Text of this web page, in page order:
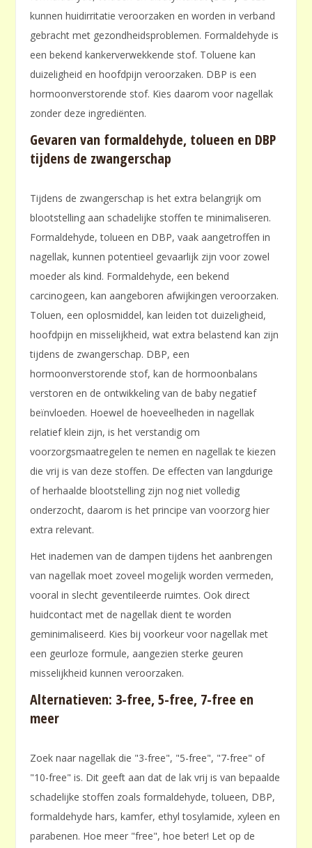
kunnen huidirritatie veroorzaken en worden in verband
gebracht met gezondheidsproblemen. Formaldehyde is
een bekend kankerverwekkende stof. Toluene kan
duizeligheid en hoofdpijn veroorzaken. DBP is een
hormoonverstorende stof. Kies daarom voor nagellak
zonder deze ingrediënten.
Gevaren van formaldehyde, tolueen en DBP
tijdens de zwangerschap
Tijdens de zwangerschap is het extra belangrijk om
blootstelling aan schadelijke stoffen te minimaliseren.
Formaldehyde, tolueen en DBP, vaak aangetroffen in
nagellak, kunnen potentieel gevaarlijk zijn voor zowel
moeder als kind. Formaldehyde, een bekend
carcinogeen, kan aangeboren afwijkingen veroorzaken.
Toluen, een oplosmiddel, kan leiden tot duizeligheid,
hoofdpijn en misselijkheid, wat extra belastend kan zijn
tijdens de zwangerschap. DBP, een
hormoonverstorende stof, kan de hormoonbalans
verstoren en de ontwikkeling van de baby negatief
beïnvloeden. Hoewel de hoeveelheden in nagellak
relatief klein zijn, is het verstandig om
voorzorgsmaatregelen te nemen en nagellak te kiezen
die vrij is van deze stoffen. De effecten van langdurige
of herhaalde blootstelling zijn nog niet volledig
onderzocht, daarom is het principe van voorzorg hier
extra relevant.
Het inademen van de dampen tijdens het aanbrengen
van nagellak moet zoveel mogelijk worden vermeden,
vooral in slecht geventileerde ruimtes. Ook direct
huidcontact met de nagellak dient te worden
geminimaliseerd. Kies bij voorkeur voor nagellak met
een geurloze formule, aangezien sterke geuren
misselijkheid kunnen veroorzaken.
Alternatieven: 3-free, 5-free, 7-free en
meer
Zoek naar nagellak die "3-free", "5-free", "7-free" of
"10-free" is. Dit geeft aan dat de lak vrij is van bepaalde
schadelijke stoffen zoals formaldehyde, tolueen, DBP,
formaldehyde hars, kamfer, ethyl tosylamide, xyleen en
parabenen. Hoe meer "free", hoe beter! Let op de